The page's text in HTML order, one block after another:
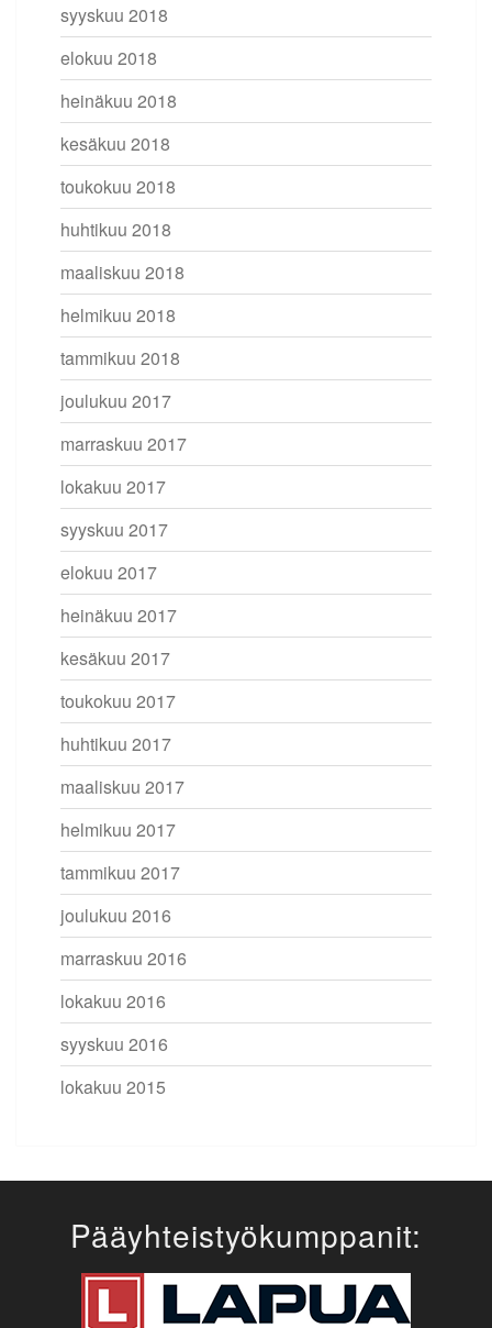
syyskuu 2018
elokuu 2018
heinäkuu 2018
kesäkuu 2018
toukokuu 2018
huhtikuu 2018
maaliskuu 2018
helmikuu 2018
tammikuu 2018
joulukuu 2017
marraskuu 2017
lokakuu 2017
syyskuu 2017
elokuu 2017
heinäkuu 2017
kesäkuu 2017
toukokuu 2017
huhtikuu 2017
maaliskuu 2017
helmikuu 2017
tammikuu 2017
joulukuu 2016
marraskuu 2016
lokakuu 2016
syyskuu 2016
lokakuu 2015
Pääyhteistyökumppanit: